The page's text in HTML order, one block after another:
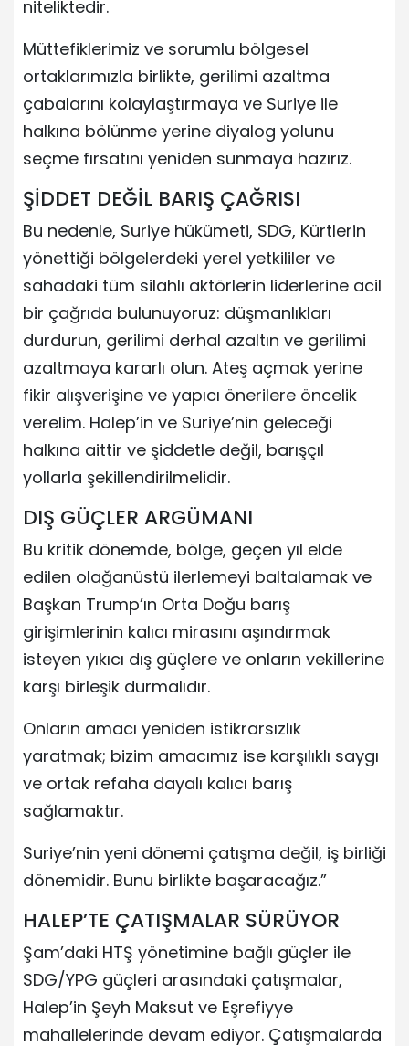
niteliktedir.
Müttefiklerimiz ve sorumlu bölgesel
ortaklarımızla birlikte, gerilimi azaltma
çabalarını kolaylaştırmaya ve Suriye ile
halkına bölünme yerine diyalog yolunu
seçme fırsatını yeniden sunmaya hazırız.
ŞİDDET DEĞİL BARIŞ ÇAĞRISI
Bu nedenle, Suriye hükümeti, SDG, Kürtlerin
yönettiği bölgelerdeki yerel yetkililer ve
sahadaki tüm silahlı aktörlerin liderlerine acil
bir çağrıda bulunuyoruz: düşmanlıkları
durdurun, gerilimi derhal azaltın ve gerilimi
azaltmaya kararlı olun. Ateş açmak yerine
fikir alışverişine ve yapıcı önerilere öncelik
verelim. Halep’in ve Suriye’nin geleceği
halkına aittir ve şiddetle değil, barışçıl
yollarla şekillendirilmelidir.
DIŞ GÜÇLER ARGÜMANI
Bu kritik dönemde, bölge, geçen yıl elde
edilen olağanüstü ilerlemeyi baltalamak ve
Başkan Trump’ın Orta Doğu barış
girişimlerinin kalıcı mirasını aşındırmak
isteyen yıkıcı dış güçlere ve onların vekillerine
karşı birleşik durmalıdır.
Onların amacı yeniden istikrarsızlık
yaratmak; bizim amacımız ise karşılıklı saygı
ve ortak refaha dayalı kalıcı barış
sağlamaktır.
Suriye’nin yeni dönemi çatışma değil, iş birliği
dönemidir. Bunu birlikte başaracağız.”
HALEP’TE ÇATIŞMALAR SÜRÜYOR
Şam’daki HTŞ yönetimine bağlı güçler ile
SDG/YPG güçleri arasındaki çatışmalar,
Halep’in Şeyh Maksut ve Eşrefiyye
mahallelerinde devam ediyor. Çatışmalarda